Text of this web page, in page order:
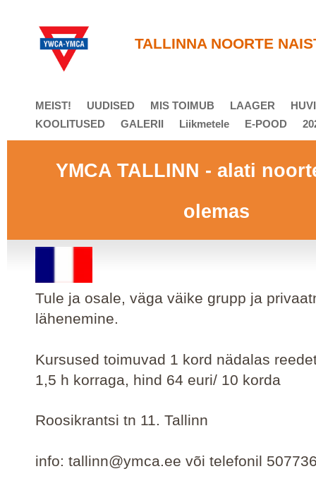
TALLINNA NOORTE
MEIST! UUDISED MIS TOIMUB LAAGER
KOOLITUSED
GALERII Liikmetele E-POOD
YMCA TALLINN - alati
olemas
Tule ja osale, väga väike grupp ja
lähenemine.
Kursused toimuvad 1 kord nädalas
1,5 h korraga, hind 64 euri/ 10 korda
Roosikrantsi tn 11. Tallinn
info: tallinn@ymca.ee või telefonil